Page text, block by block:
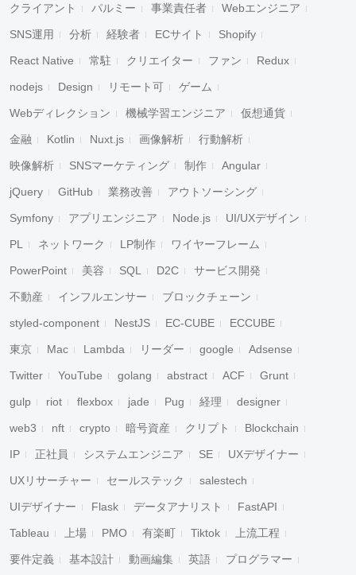
クライアント パルミー 事業責任者 Webエンジニア
SNS運用 分析 経験者 ECサイト Shopify
React Native 常駐 クリエイター ファン Redux
nodejs Design リモート可 ゲーム
Webディレクション 機械学習エンジニア 仮想通貨
金融 Kotlin Nuxt.js 画像解析 行動解析
映像解析 SNSマーケティング 制作 Angular
jQuery GitHub 業務改善 アウトソーシング
Symfony アプリエンジニア Node.js UI/UXデザイン
PL ネットワーク LP制作 ワイヤーフレーム
PowerPoint 美容 SQL D2C サービス開発
不動産 インフルエンサー ブロックチェーン
styled-component NestJS EC-CUBE ECCUBE
東京 Mac Lambda リーダー google Adsense
Twitter YouTube golang abstract ACF Grunt
gulp riot flexbox jade Pug 経理 designer
web3 nft crypto 暗号資産 クリプト Blockchain
IP 正社員 システムエンジニア SE UXデザイナー
UXリサーチャー セールステック salestech
UIデザイナー Flask データアナリスト FastAPI
Tableau 上場 PMO 有楽町 Tiktok 上流工程
要件定義 基本設計 動画編集 英語 プログラマー